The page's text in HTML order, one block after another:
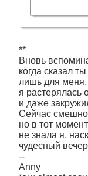
**
Вновь
когда сказал
лишь для меня,
я растерялась
и даже
Сейчас
но в тот
не знала я,
чудесный
--
Anny